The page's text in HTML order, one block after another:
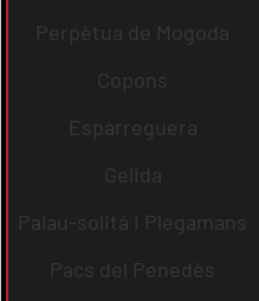
Perpètua de Mogoda
Copons
Esparreguera
Gelida
Palau-solità i Plegamans
Pacs del Penedès